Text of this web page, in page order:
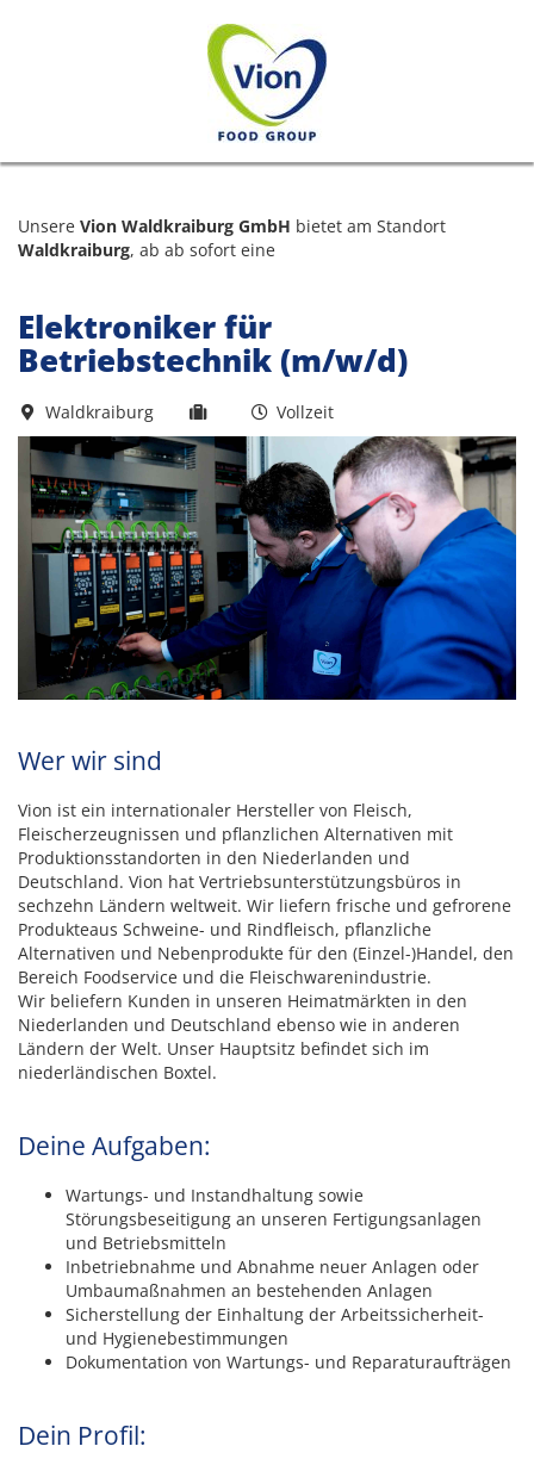
Unsere Vion Waldkraiburg GmbH bietet am Standort
Waldkraiburg, ab ab sofort eine
Elektroniker für
Betriebstechnik (m/w/d)
Waldkraiburg Vollzeit
Wer wir sind
Vion ist ein internationaler Hersteller von Fleisch,
Fleischerzeugnissen und pflanzlichen Alternativen mit
Produktionsstandorten in den Niederlanden und
Deutschland. Vion hat Vertriebsunterstützungsbüros in
sechzehn Ländern weltweit. Wir liefern frische und gefrorene
Produkteaus Schweine- und Rindfleisch, pflanzliche
Alternativen und Nebenprodukte für den (Einzel-)Handel, den
Bereich Foodservice und die Fleischwarenindustrie.
Wir beliefern Kunden in unseren Heimatmärkten in den
Niederlanden und Deutschland ebenso wie in anderen
Ländern der Welt. Unser Hauptsitz befindet sich im
niederländischen Boxtel.
Deine Aufgaben:
Wartungs- und Instandhaltung sowie
Störungsbeseitigung an unseren Fertigungsanlagen
und Betriebsmitteln
Inbetriebnahme und Abnahme neuer Anlagen oder
Umbaumaßnahmen an bestehenden Anlagen
Sicherstellung der Einhaltung der Arbeitssicherheit-
und Hygienebestimmungen
Dokumentation von Wartungs- und Reparaturaufträgen
Dein Profil: